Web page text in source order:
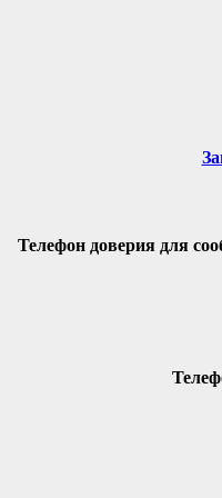
Телефон доверия для